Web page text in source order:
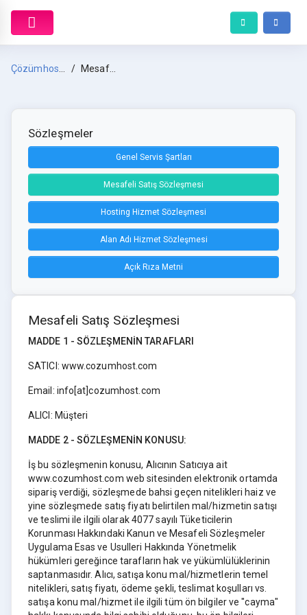
Mesafeli Satış Sözleşmesi
Sözleşmeler
Genel Servis Şartları
Mesafeli Satış Sözleşmesi
Hosting Hizmet Sözleşmesi
Alan Adı Hizmet Sözleşmesi
Açık Rıza Metni
Mesafeli Satış Sözleşmesi
MADDE 1 - SÖZLEŞMENİN TARAFLARI
SATICI: www.cozumhost.com
Email: info[at]cozumhost.com
ALICI: Müşteri
MADDE 2 - SÖZLEŞMENİN KONUSU:
İş bu sözleşmenin konusu, Alıcının Satıcıya ait
www.cozumhost.com web sitesinden elektronik ortamda
sipariş verdiği, sözleşmede bahsi geçen nitelikleri haiz ve
yine sözleşmede satış fiyatı belirtilen mal/hizmetin satışı
ve teslimi ile ilgili olarak 4077 sayılı Tüketicilerin
Korunması Hakkındaki Kanun ve Mesafeli Sözleşmeler
Uygulama Esas ve Usulleri Hakkında Yönetmelik
hükümleri gereğince tarafların hak ve yükümlülüklerinin
saptanmasıdır. Alıcı, satışa konu mal/hizmetlerin temel
nitelikleri, satış fiyatı, ödeme şekli, teslimat koşulları vs.
satışa konu mal/hizmet ile ilgili tüm ön bilgiler ve "cayma"